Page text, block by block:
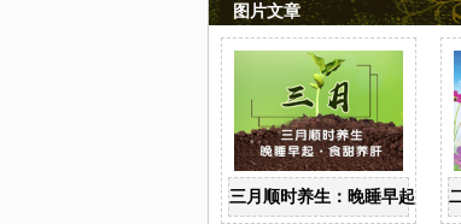
图片文章
三月顺时养生：晚睡早起 食甜